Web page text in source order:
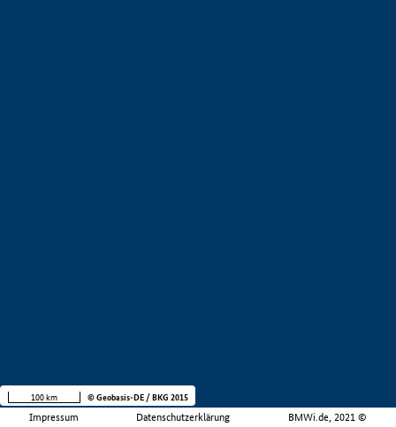
Impressum Datenschutzerklärung BMWi.de, 2021 ©
100 km © Geobasis-DE / BKG 2015